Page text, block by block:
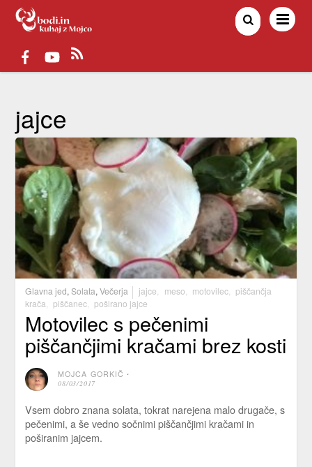
jajce
Glavna jed, Solata, Večerja jajce meso motovilec,
piščančja
krača
piščanec poširano jajce
Motovilec s pečenimi
piščančjimi kračami brez kosti
MOJCA GORKIČ ⋅
08/03/2017
Vsem dobro znana solata, tokrat narejena malo drugače, s
pečenimi, a še vedno sočnimi piščančjimi kračami in
poširanim jajcem.